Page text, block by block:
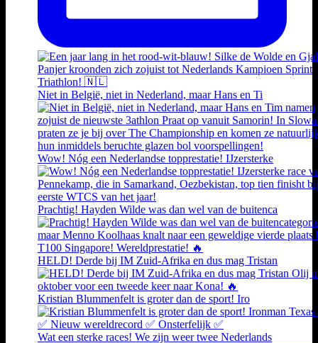
Niet in België, niet in Nederland, maar Hans en Ti
Wow! Nóg een Nederlandse topprestatie! IJzersterke
Prachtig! Hayden Wilde was dan wel van de buitenca
HELD! Derde bij IM Zuid-Afrika en dus mag Tristan
Kristian Blummenfelt is groter dan de sport! Iro
Wat een sterke races! We zijn weer twee Nederlands